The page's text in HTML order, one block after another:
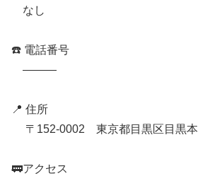
なし
☎️ 電話番号
———
📍 住所
〒152-0002 東京都目黒区目黒本
🚃アクセス